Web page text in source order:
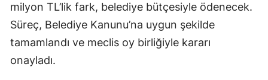
milyon TL’lik fark, belediye bütçesiyle ödenecek.
Süreç, Belediye Kanunu’na uygun şekilde
tamamlandı ve meclis oy birliğiyle kararı
onayladı.